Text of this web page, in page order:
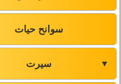
سوانح حیات
سیرت ▼